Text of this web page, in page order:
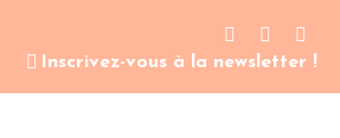
Inscrivez-vous à la newsletter !